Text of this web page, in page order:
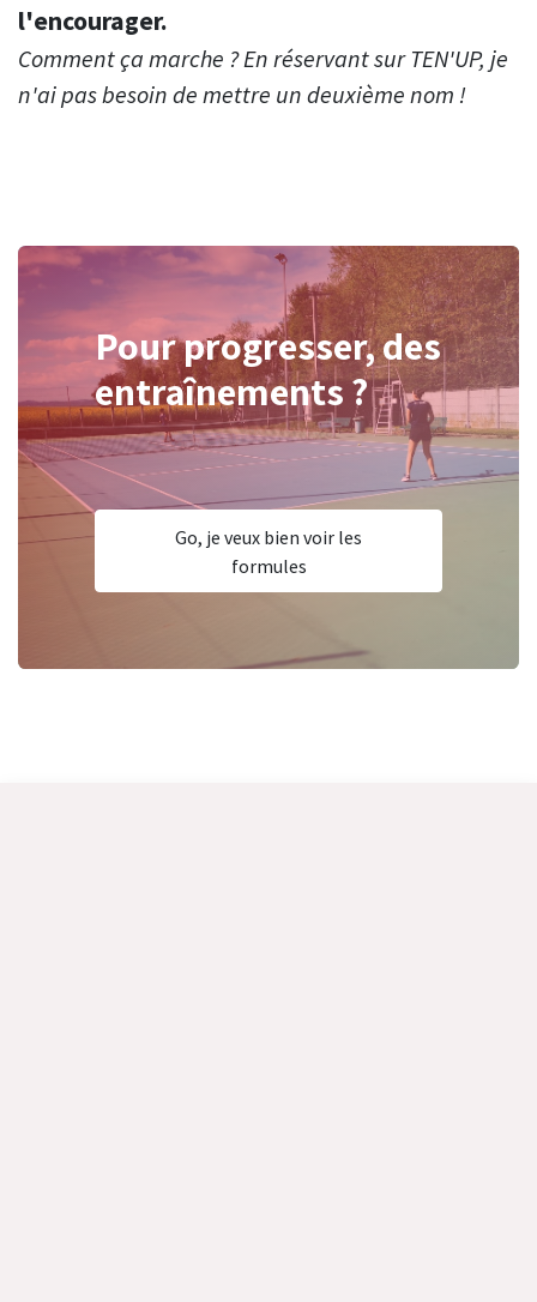
l'encourager.
Comment ça marche ? En réservant sur TEN'UP, je
n'ai pas besoin de mettre un deuxième nom !
Pour progresser, des
entraînements ?
Go, je veux bien voir les
formules